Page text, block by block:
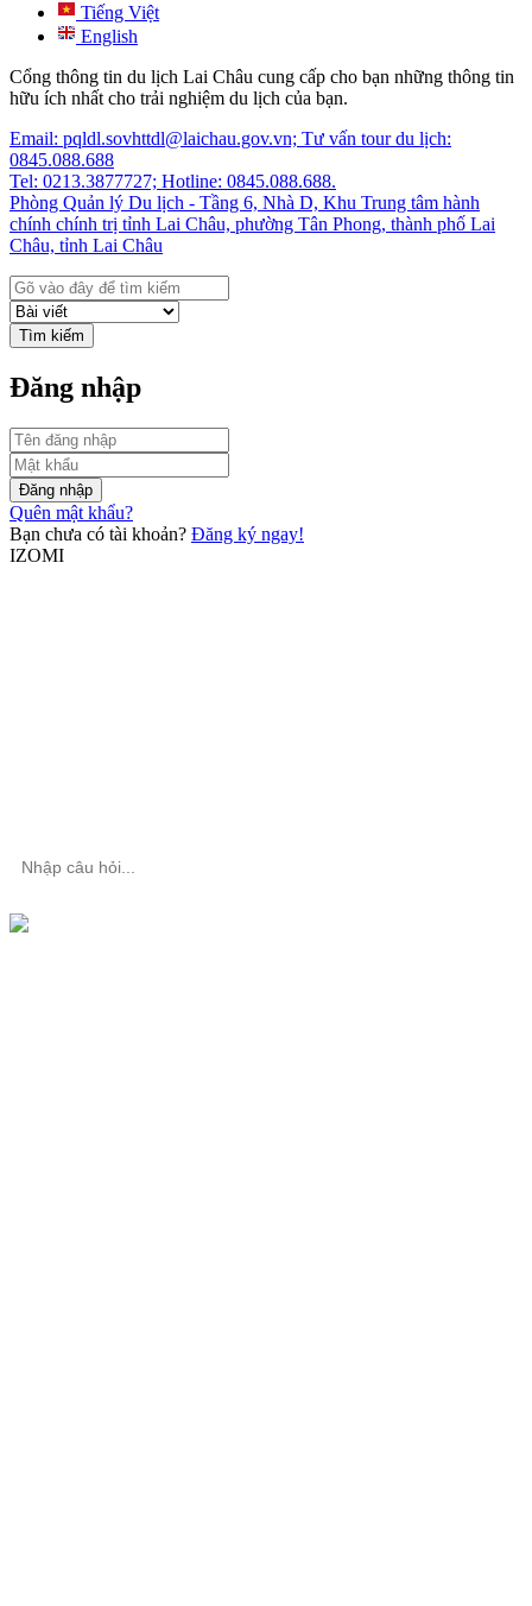
Tiếng Việt
English
Cổng thông tin du lịch Lai Châu cung cấp cho bạn những thông tin
hữu ích nhất cho trải nghiệm du lịch của bạn.
Email: pqldl.sovhttdl@laichau.gov.vn; Tư vấn tour du lịch:
0845.088.688
Tel: 0213.3877727; Hotline: 0845.088.688.
Phòng Quản lý Du lịch - Tầng 6, Nhà D, Khu Trung tâm hành
chính chính trị tỉnh Lai Châu, phường Tân Phong, thành phố Lai
Châu, tỉnh Lai Châu
Tìm kiếm
Đăng nhập
Đăng nhập
Quên mật khẩu?
Bạn chưa có tài khoản? Đăng ký ngay!
IZOMI